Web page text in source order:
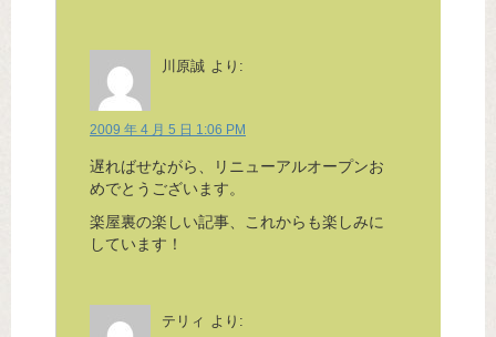
川原誠 より:
2009 年 4 月 5 日 1:06 PM
遅ればせながら、リニューアルオープンお
めでとうございます。
楽屋裏の楽しい記事、これからも楽しみに
しています！
テリィ より: